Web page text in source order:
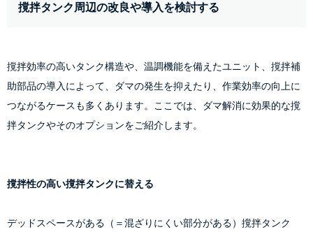
撹拌タンク周辺の改良や導入を検討する
撹拌効率の高いタンク構造や、温調機能を備えたユニット、撹拌補
助部品の導入によって、ダマの発生を抑えたり、作業効率の向上に
つながるケースも多くあります。ここでは、ダマ解消に効果的な撹
拌タンクやそのオプションをご紹介します。
撹拌性の高い撹拌タンクに替える
デッドスペースがある（＝混ざりにくい部分がある）撹拌タンク